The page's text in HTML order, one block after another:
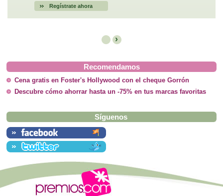
Regístrate ahora
›
Recomendamos
Cena gratis en Foster's Hollywood con el cheque Gorrón
Descubre cómo ahorrar hasta un -75% en tus marcas favoritas
Síguenos